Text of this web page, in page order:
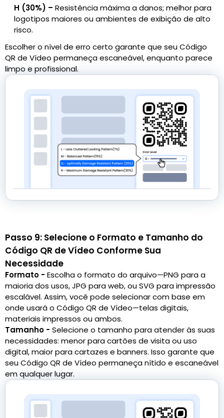
H (30%) – Resistência máxima a danos; melhor para
logotipos maiores ou ambientes de exibição de alto
risco.
Escolher o nível de erro certo garante que seu Código
QR de Vídeo permaneça escaneável, enquanto parece
limpo e profissional.
Passo 9: Selecione o Formato e Tamanho do
Código QR de Vídeo Conforme Sua
Necessidade
Formato - Escolha o formato do arquivo—PNG para a
maioria dos usos, JPG para web, ou SVG para impressão
escalável. Assim, você pode selecionar com base em
onde usará o Código QR de Vídeo—telas digitais,
materiais impressos ou ambos.
Tamanho - Selecione o tamanho para atender às suas
necessidades: menor para cartões de visita ou uso
digital, maior para cartazes e banners. Isso garante que
seu Código QR de Vídeo permaneça nítido e escaneável
em qualquer lugar.